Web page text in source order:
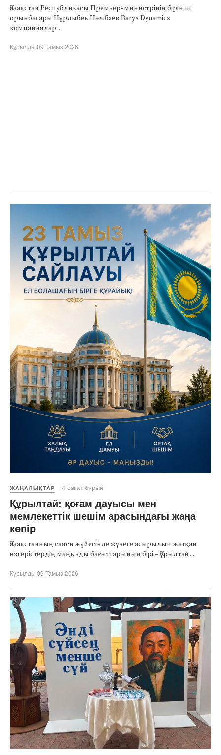
Қазақстан Республикасы Премьер-министрінің бірінші
орынбасары Нұрлыбек Нәлібаев Barys Dynamics
компаниялар ...
Құрылды 09 Тамыз 2026
ЖАҢАЛЫҚТАР 4 сағат бұрын
Құрылтай: қоғам дауысы мен
мемлекеттік шешім арасындағы жаңа
көпір
Қазақстанның саяси жүйесінде жүзеге асырылып жатқан
өзгерістердің маңызды бағыттарының бірі – Құрылтай ...
Құрылды 09 Тамыз 2026